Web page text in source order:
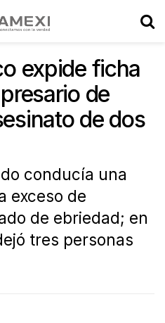
expide ficha
de
de dos
conducía una
exceso de
de ebriedad; en
tres personas